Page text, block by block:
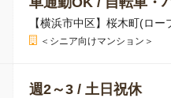
【横浜市中区】桜木町(ロ
＜シニア向けマンション＞
週2～3 / 土日祝休